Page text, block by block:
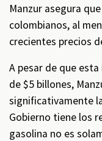
Manzur asegura
colombianos, al
crecientes precios
A pesar de que
de $5 billones,
significativamente
Gobierno tiene los
gasolina no es